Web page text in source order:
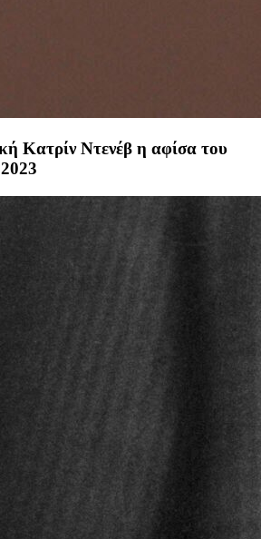
Κατρίν Ντενέβ η αφίσα του